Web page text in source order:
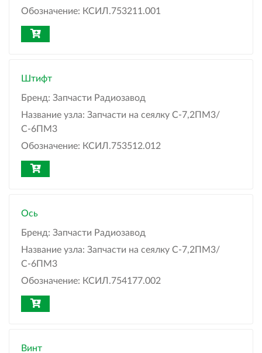
Обозначение: КСИЛ.753211.001
Штифт
Бренд: Запчасти Радиозавод
Название узла: Запчасти на сеялку С-7,2ПМ3/
С-6ПМ3
Обозначение: КСИЛ.753512.012
Ось
Бренд: Запчасти Радиозавод
Название узла: Запчасти на сеялку С-7,2ПМ3/
С-6ПМ3
Обозначение: КСИЛ.754177.002
Винт